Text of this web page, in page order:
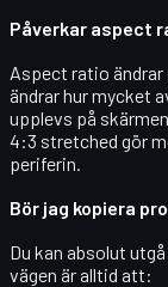
Påverkar aspect
Aspect ratio ändrar
ändrar hur mycket
upplevs på
4:3 stretched gör
periferin.
Bör jag kopiera
Du kan absolut
vägen är alltid att: